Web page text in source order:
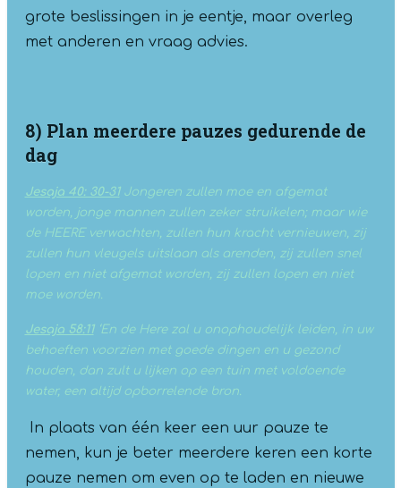
grote beslissingen in je eentje, maar overleg
met anderen en vraag advies.
8) Plan meerdere pauzes gedurende de
dag
Jesaja 40: 30-31Jongeren zullen moe en afgemat
worden, jonge mannen zullen zeker struikelen; maar wie
de HEERE verwachten, zullen hun kracht vernieuwen, zij
zullen hun vleugels uitslaan als arenden, zij zullen snel
lopen en niet afgemat worden, zij zullen lopen en niet
moe worden.
Jesaja 58:11‘En de Here zal u onophoudelijk leiden, in uw
behoeften voorzien met goede dingen en u gezond
houden, dan zult u lijken op een tuin met voldoende
water, een altijd opborrelende bron.
In plaats van één keer een uur pauze te
nemen, kun je beter meerdere keren een korte
pauze nemen om even op te laden en nieuwe